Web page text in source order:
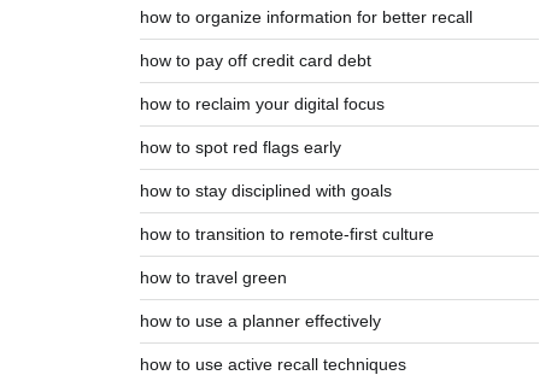
how to organize information for better recall
how to pay off credit card debt
how to reclaim your digital focus
how to spot red flags early
how to stay disciplined with goals
how to transition to remote-first culture
how to travel green
how to use a planner effectively
how to use active recall techniques